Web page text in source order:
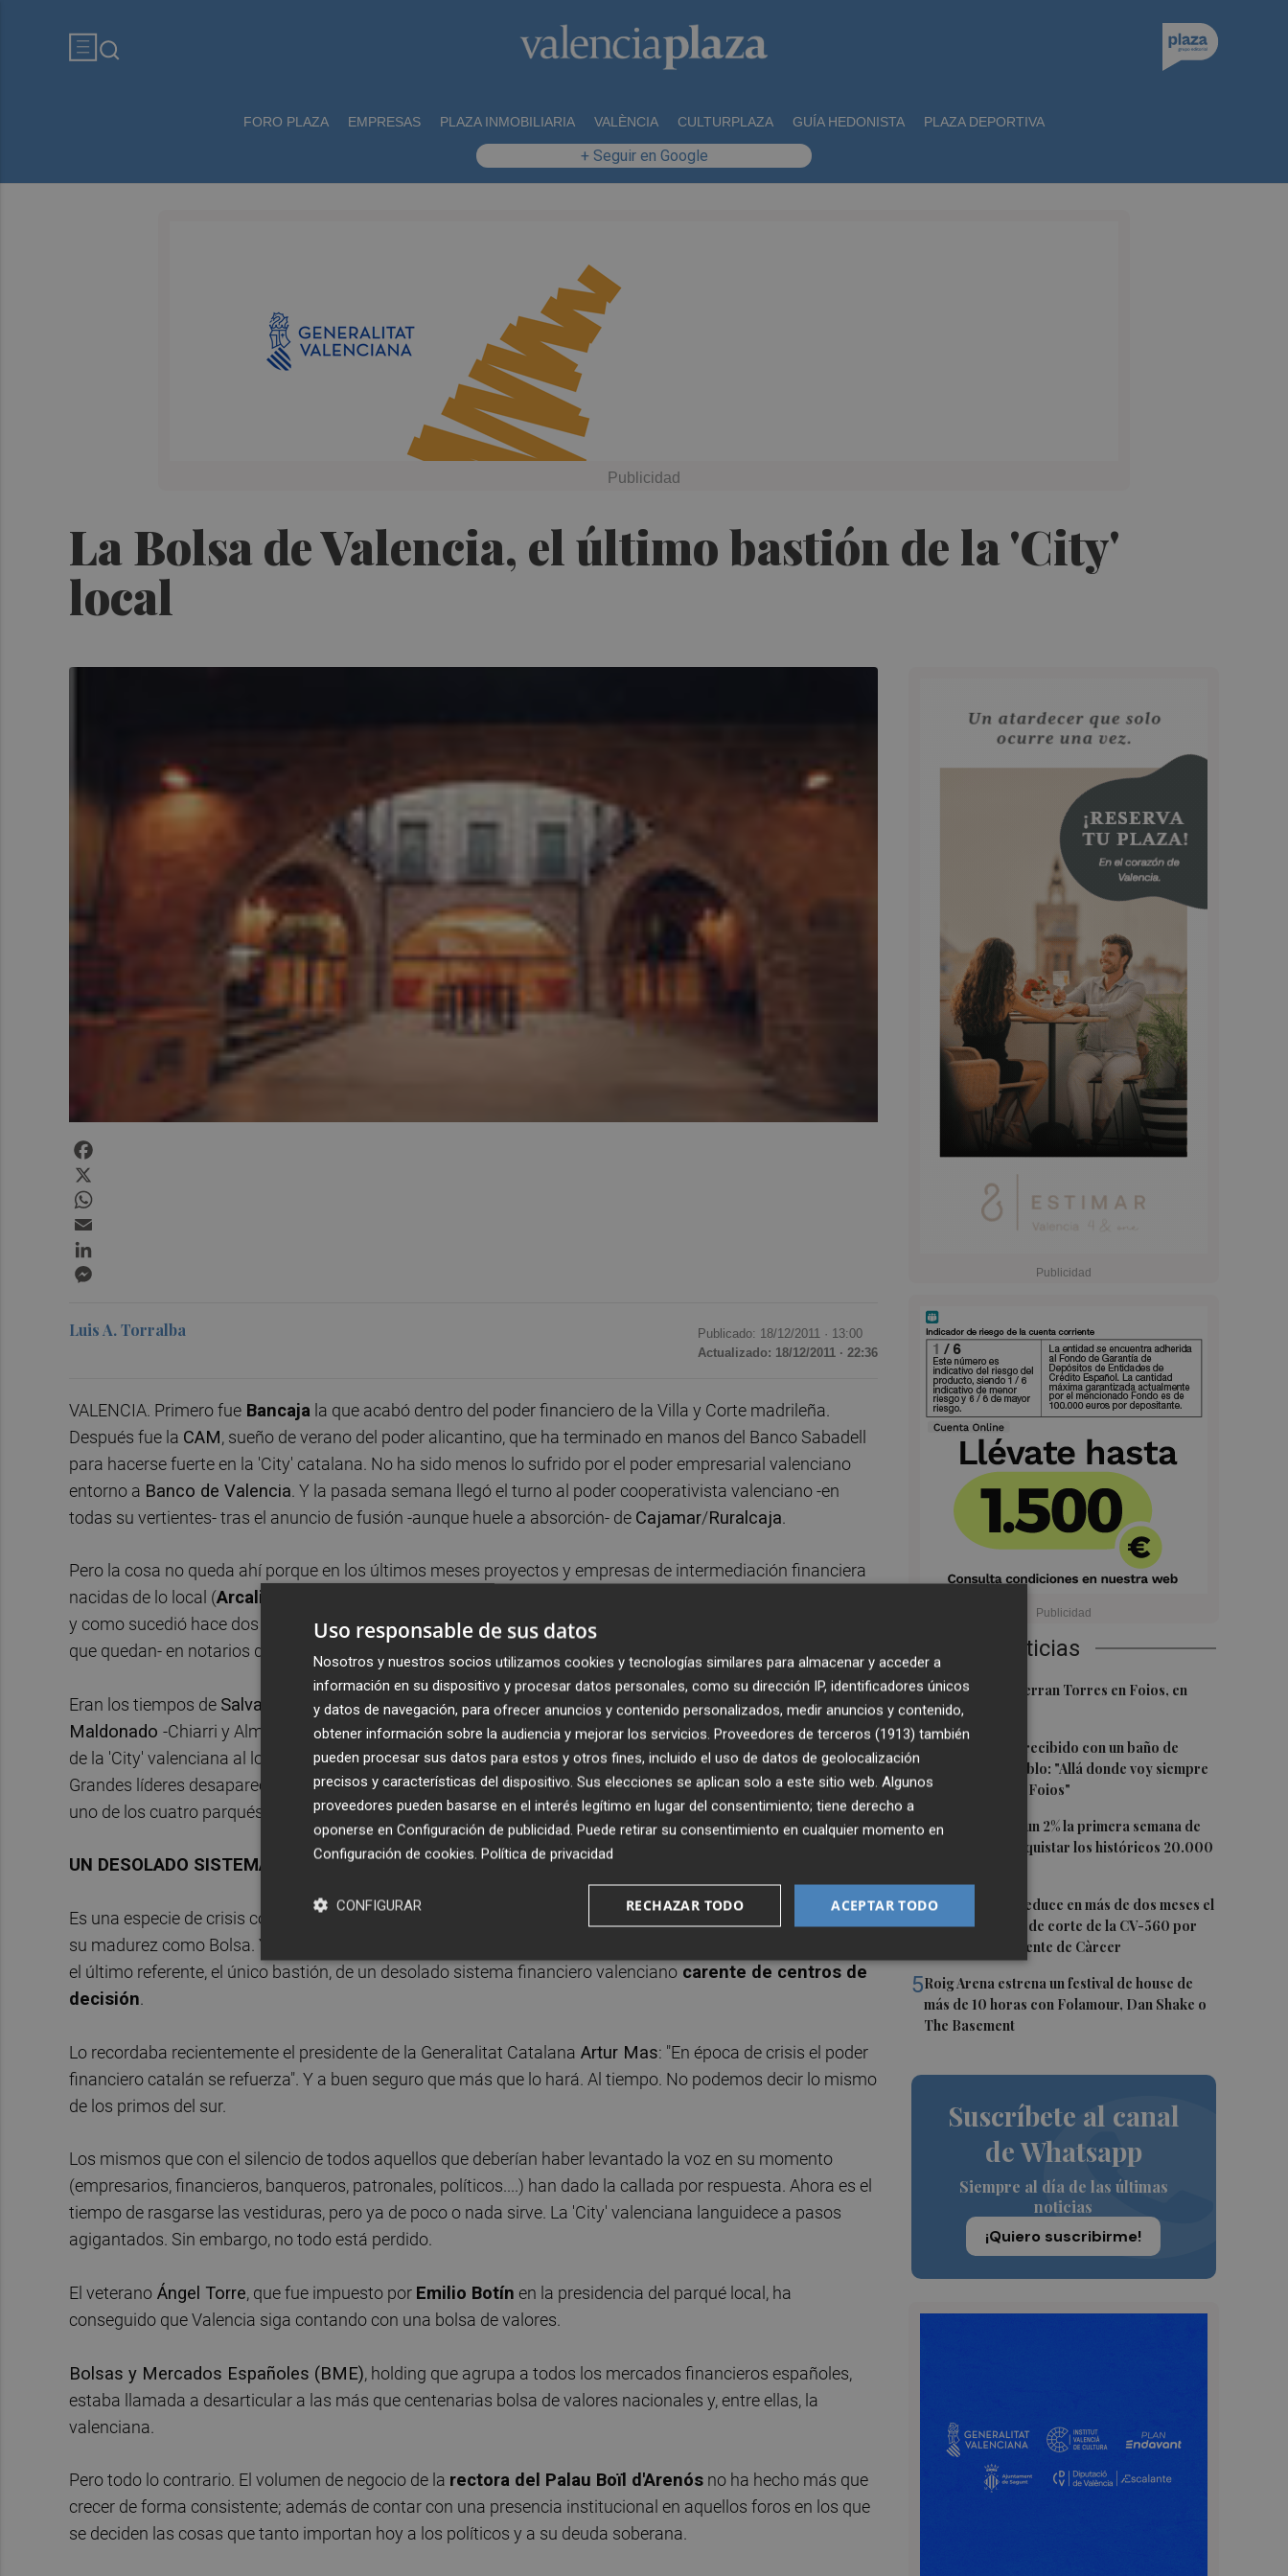
FORO PLAZA EMPRESAS PLAZA INMOBILIARIA VALÈNCIA CULTURPLAZA GUÍA HEDONISTA PLAZA DEPORTIVA
+ Seguir en Google
La Bolsa de Valencia, el último bastión de la 'City'
local
Últimas Noticias
1 El homenaje a Ferran Torres en Foios, en
imágenes
2
Ferran Torres, recibido con un baño de
masas en su pueblo: "Allá donde voy siempre
digo que soy de Foios"
3 El Ibex 35 sube un 2% la primera semana de
agosto tras conquistar los históricos 20.000
4La Diputación reduce en más de dos meses el
tiempo previsto de corte de la CV-560 por
las obras del puente de Càrcer
5Roig Arena estrena un festival de house de
más de 10 horas con Folamour, Dan Shake o
The Basement
Suscríbete al canal
de Whatsapp
Siempre al día de las últimas
noticias
¡Quiero suscribirme!
Luis A. Torralba Publicado: 18/12/2011 · 13:00
Actualizado: 18/12/2011 · 22:36
VALENCIA. Primero fue Bancaja la que acabó dentro del poder financiero de la Villa y Corte madrileña.
Después fue la CAM, sueño de verano del poder alicantino, que ha terminado en manos del Banco Sabadell
para hacerse fuerte en la 'City' catalana. No ha sido menos lo sufrido por el poder empresarial valenciano
entorno a Banco de Valencia. Y la pasada semana llegó el turno al poder cooperativista valenciano -en
todas su vertientes- tras el anuncio de fusión -aunque huele a absorción- de Cajamar/Ruralcaja.
Pero la cosa no queda ahí porque en los últimos meses proyectos y empresas de intermediación financiera
nacidas de lo local (Arcalia
y como sucedió hace dos décadas con la larga lista de agentes de bolsa, hoy en día reconvertidos -los pocos
que quedan- en notarios después de haber sido corredores de comercio.
Eran los tiempos de Salvador Calomarde Francisco Trullenque,Juan Piquer,José Samper ,Joaquín
Maldonado -Chiarri y Almenar-, Manuel Broseta... Los mismos que hace 31 años pusieron el primer ladrillo
de la 'City' valenciana al lograr que esta ciudad contara con un mercado de valores: elBolsín de Valencia.
Grandes líderes desaparecidos como el propio Bolsín, ahora reconvertido en Bolsa, pero que sigue siendo
uno de los cuatro parqués que hay en España junto a Madrid, Barcelona y Bilbao. ¿Por cuánto tiempo?
UN DESOLADO SISTEMA FINANCIERO
Es una especie de crisis contínua de la plaza financiera valenciana desde que naciera el Bolsín hasta llegar a
su madurez como Bolsa. Y es precisamente la Sociedad Rectora de la Bolsa de Valencia el último mohicano,
el último referente, el único bastión, de un desolado sistema financiero valenciano carente de centros de
decisión.
Lo recordaba recientemente el presidente de la Generalitat Catalana Artur Mas: "En época de crisis el poder
financiero catalán se refuerza". Y a buen seguro que más que lo hará. Al tiempo. No podemos decir lo mismo
de los primos del sur.
Los mismos que con el silencio de todos aquellos que deberían haber levantado la voz en su momento
(empresarios, financieros, banqueros, patronales, políticos....) han dado la callada por respuesta. Ahora es el
tiempo de rasgarse las vestiduras, pero ya de poco o nada sirve. La 'City' valenciana languidece a pasos
agigantados. Sin embargo, no todo está perdido.
El veterano Ángel Torre, que fue impuesto por Emilio Botín en la presidencia del parqué local, ha
conseguido que Valencia siga contando con una bolsa de valores.
Bolsas y Mercados Españoles (BME), holding que agrupa a todos los mercados financieros españoles,
estaba llamada a desarticular a las más que centenarias bolsa de valores nacionales y, entre ellas, la
valenciana.
Pero todo lo contrario. El volumen de negocio de la rectora del Palau Boïl d'Arenós no ha hecho más que
crecer de forma consistente; además de contar con una presencia institucional en aquellos foros en los que
se deciden las cosas que tanto importan hoy a los políticos y a su deuda soberana.
Uso responsable de sus datos
Nosotros y nuestros socios utilizamos cookies y tecnologías similares para almacenar y acceder a
información en su dispositivo y procesar datos personales, como su dirección IP, identificadores únicos
y datos de navegación, para ofrecer anuncios y contenido personalizados, medir anuncios y contenido,
obtener información sobre la audiencia y mejorar los servicios. Proveedores de terceros (1913) también
pueden procesar sus datos para estos y otros fines, incluido el uso de datos de geolocalización
precisos y características del dispositivo. Sus elecciones se aplican solo a este sitio web. Algunos
proveedores pueden basarse en el interés legítimo en lugar del consentimiento; tiene derecho a
oponerse en Configuración de publicidad. Puede retirar su consentimiento en cualquier momento en
Configuración de cookies. Política de privacidad
ACEPTAR TODO
RECHAZAR TODO
CONFIGURAR